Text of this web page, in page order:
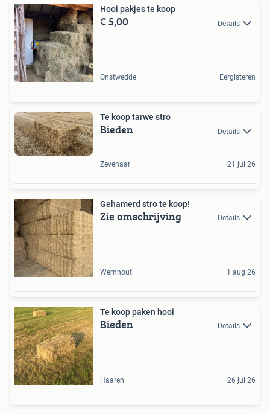
Hooi pakjes te koop
€ 5,00 Details
Onstwedde Eergisteren
Te koop tarwe stro
Bieden Details
Zevenaar 21 jul 26
Gehamerd stro te koop!
Zie omschrijving Details
Wernhout 1 aug 26
Te koop paken hooi
Bieden Details
Haaren 26 jul 26